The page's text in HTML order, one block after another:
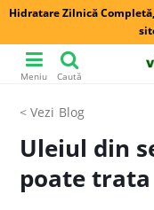
Hidratare Zilnică
Meniu Caută
Blog
Uleiul din
poate